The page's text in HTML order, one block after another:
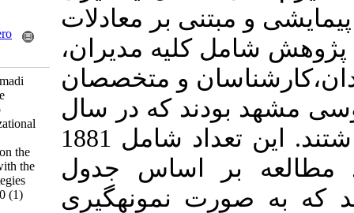
بر معادلات
کلیه مدیران،
و متخصصان
که در سال
99-98 به خدمت اشتغال داشتند. این تعداد شامل 1881
بر اساس جدول
صورت نمونه­گیری
RefWorks
Send citation to:
Mendeley
Soleimani E S, Mohammadi
Hoseini S A. Testing the
Structural Model of Job
Characteristics, Organizational
Climate and Extra-
Organizational Factors on the
Transfer of Education with the
Role Mediation of Strategies
Transfer. MEO 2021; 10 (1)